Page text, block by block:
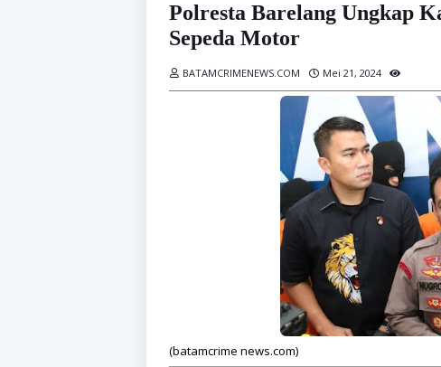
Polresta Barelang Ungkap
Sepeda Motor
BATAMCRIMENEWS.COM Mei 21, 2024
(batamcrime news.com)